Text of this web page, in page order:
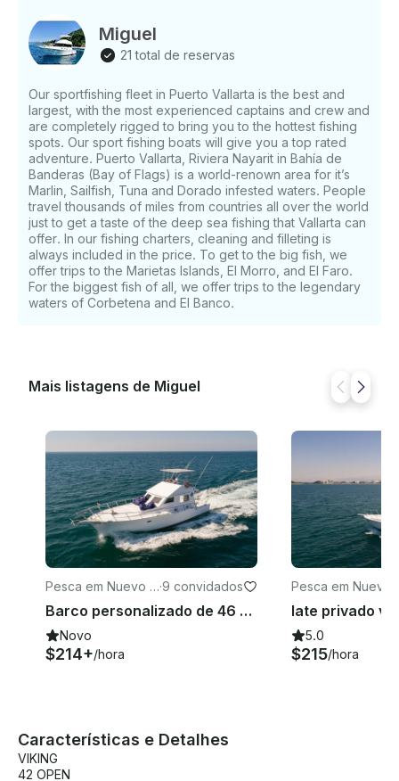
preparar um autêntico e delicioso ceviche mexicano
no convés com o mesmo peixe que você
desembarcar durante a viagem . EQUIPAMENTO DE
iscas . - Licenças de pesca incluídas para todos os
passageiros. COMODIDADES DE LAZER E
CONFORTO INCLUÍDAS: - Equipamento de mergulho
com snorkel para explorar as principais reservas
marinhas, como Los Arcos. - Autorização oficial
certificada de observação de baleias para a
temporada de inverno. - Refrigerador abastecido
com gelo fresco e água engarrafada. - Seguro
pessoal completo para passageiros e equipamento
completo de segurança a bordo. - Equipe (1 capitão
e 1 marinheiro). LOGÍSTICA E PARTIDAS: Partidas
personalizadas disponíveis nos principais portos da
pesca/mergulho a céu aberto, a água e o gelo. As
taxas de acesso ao cais da autoridade portuária local
alimentos especializados, bebidas extras, protetor
Miguel
21 total de reservas
Our sportfishing fleet in Puerto Vallarta is the best and
largest, with the most experienced captains and crew and
are completely rigged to bring you to the hottest fishing
spots. Our sport fishing boats will give you a top rated
adventure. Puerto Vallarta, Riviera Nayarit in Bahía de
Banderas (Bay of Flags) is a world-renown area for it’s
Marlin, Sailfish, Tuna and Dorado infested waters. People
travel thousands of miles from countries all over the world
just to get a taste of the deep sea fishing that Vallarta can
offer. In our fishing charters, cleaning and filleting is
always included in the price. To get to the big fish, we
offer trips to the Marietas Islands, El Morro, and El Faro.
For the biggest fish of all, we offer trips to the legendary
waters of Corbetena and El Banco.
Mais listagens de Miguel
Pesca em Nuevo V
allarta
·9 convidados
Barco personalizado de 46 pés em Nuevo Vallarta
Novo
$214+/hora
Pesca em Nuevo
Vallarta
5.0
$215/hora
Características e Detalhes
VIKING
42 OPEN